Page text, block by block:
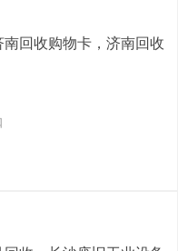
回收购物卡，济南回收